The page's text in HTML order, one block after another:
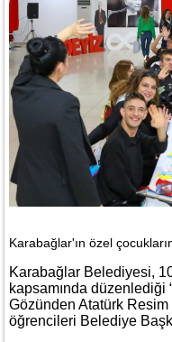
Karabağlar'ın özel
Karabağlar Belediyesi,
kapsamında
Gözünden Atatürk Resim
öğrencileri Belediye